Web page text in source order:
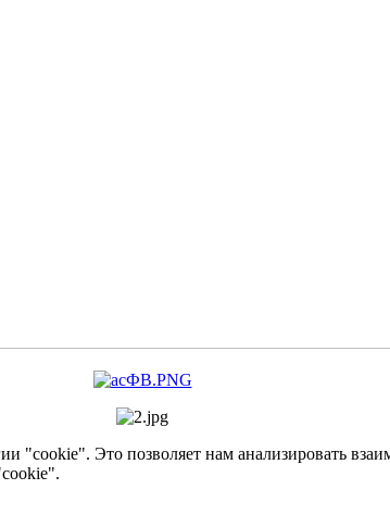
"cookie". Это позволяет нам анализировать